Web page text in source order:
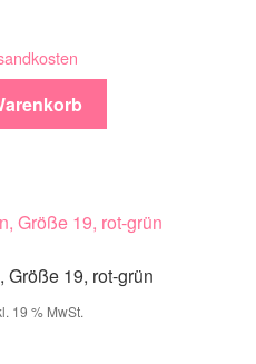
Größe 19, rot-grün
19 % MwSt.